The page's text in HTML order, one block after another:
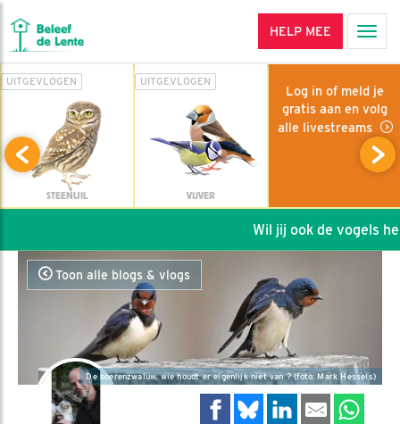
HELP MEE
UITGEVLOGEN
STEENUIL
UITGEVLOGEN
VIJVER
Log in of meld je
gratis aan en volg
alle livestreams
Wil jij ook de vogels
Toon alle blogs & vlogs
De boerenzwaluw, wie houdt er eigenlijk niet van ? (foto: Mark Hessels)